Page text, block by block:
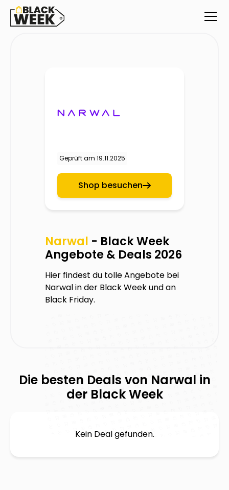
Narwal - Black Week
Angebote & Deals 2026
Hier findest du tolle Angebote bei
Narwalin der Black Week und an
Black Friday.
Geprüft am 19.11.2025
Shop besuchen
Die besten Deals von Narwal in
der Black Week
Kein Deal gefunden.